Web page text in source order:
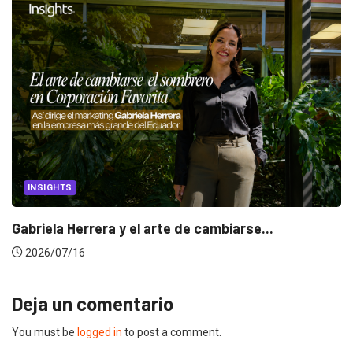
INSIGHTS
Gabriela Herrera y el arte de cambiarse...
2026/07/16
Deja un comentario
You must be logged in to post a comment.